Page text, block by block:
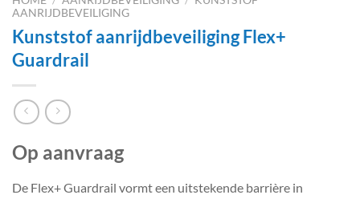
AANRIJDBEVEILIGING
Kunststof aanrijdbeveiliging Flex+
Guardrail
Op aanvraag
De Flex+ Guardrail vormt een uitstekende barrière in